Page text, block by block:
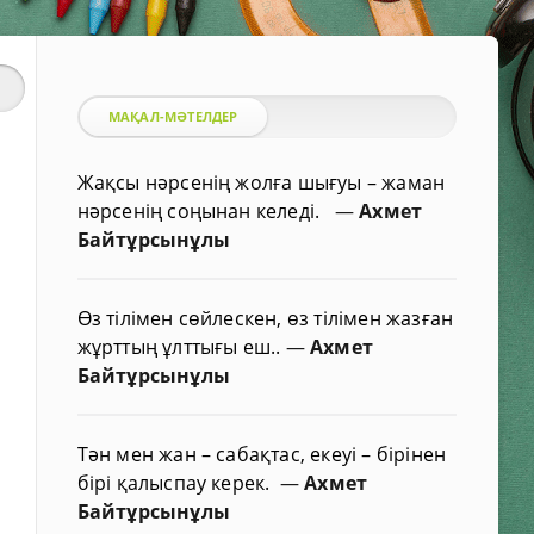
МАҚАЛ-МӘТЕЛДЕР
Жақсы нәрсенің жолға шығуы – жаман
нәрсенің соңынан келеді. —Ахмет
Байтұрсынұлы
Өз тілімен сөйлескен, өз тілімен жазған
жұрттың ұлттығы еш.. —Ахмет
Байтұрсынұлы
Тән мен жан – сабақтас, екеуі – бірінен
бірі қалыспау керек. —Ахмет
Байтұрсынұлы